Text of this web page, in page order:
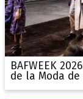
BAFWEEK
de la Moda de